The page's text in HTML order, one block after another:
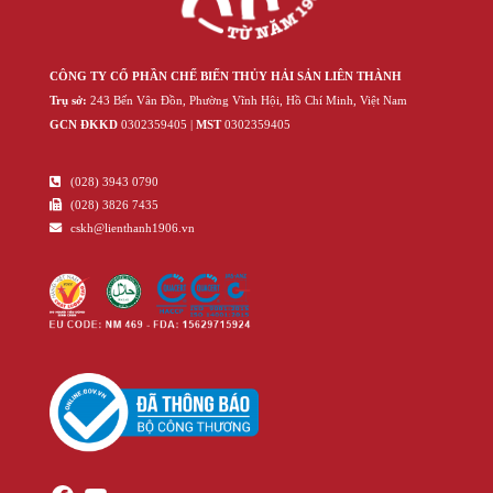
CÔNG TY CỔ PHẦN CHẾ BIẾN THỦY HẢI SẢN LIÊN THÀNH
Trụ sở: 243 Bến Vân Đồn, Phường Vĩnh Hội, Hồ Chí Minh, Việt Nam
GCN ĐKKD ‍030‍2359405 | MST‍030‍2359405
(028) 3943 0790
(028) 3826 7435
cskh@lienthanh1906.vn